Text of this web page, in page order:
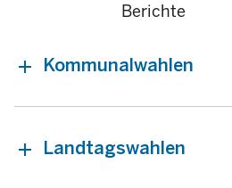
Berichte
Kommunalwahlen
Landtagswahlen